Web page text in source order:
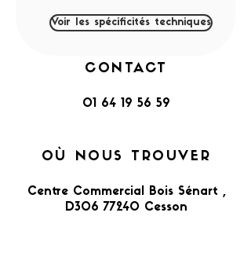
Voir les spécificités techniques
CONTACT
01 64 19 56 59
OÙ NOUS TROUVER
Centre Commercial Bois Sénart ,
D306 77240 Cesson​